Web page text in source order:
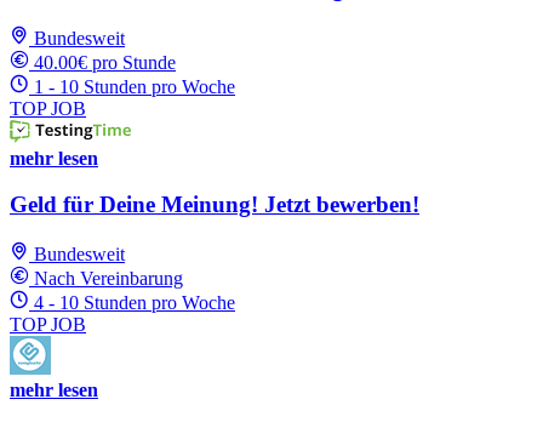
Bundesweit
40.00€ pro Stunde
1 - 10 Stunden pro Woche
TOP JOB
mehr lesen
Geld für Deine Meinung! Jetzt bewerben!
Bundesweit
Nach Vereinbarung
4 - 10 Stunden pro Woche
TOP JOB
mehr lesen